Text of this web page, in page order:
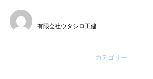
有限会社ウタシロ工建
カテゴリー